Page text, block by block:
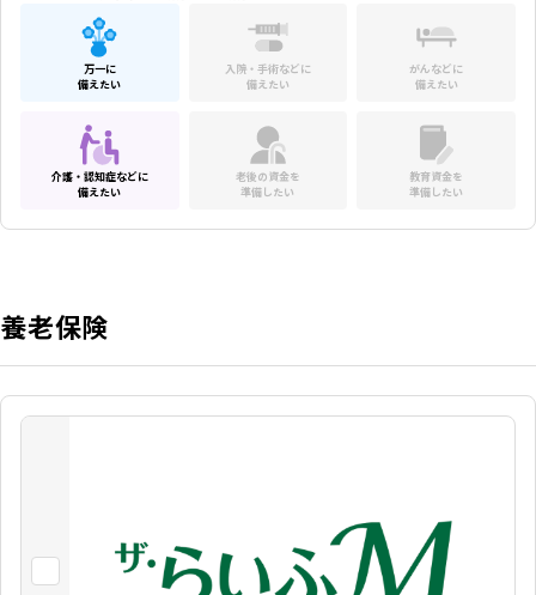
万一に
備えたい
入院・手術などに
備えたい
がんなどに
備えたい
介護・認知症などに
備えたい
老後の資金を
準備したい
教育資金を
準備したい
養老保険